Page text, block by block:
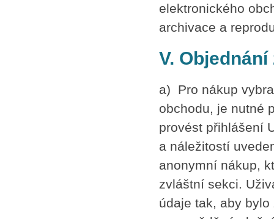
elektronického
archivace a
V.
a) Pro nákup
obchodu, je nutné
provést přihlášení
a náležitostí
anonymní nákup,
zvláštní sekci.
údaje tak, aby